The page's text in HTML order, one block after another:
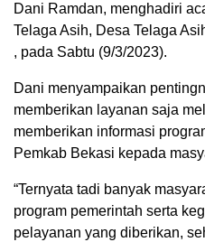
Dani Ramdan, menghadiri
Telaga Asih, Desa Telaga
, pada Sabtu (9/3/2023).
Dani menyampaikan
memberikan layanan saja
memberikan informasi
Pemkab Bekasi kepada
“Ternyata tadi banyak
program pemerintah serta
pelayanan yang diberikan,